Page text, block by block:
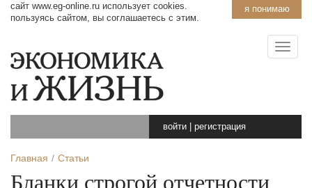
я понимаю
сайт www.eg-online.ru использует cookies.
пользуясь сайтом, вы соглашаетесь с этим.
войти регистрация
Главная Статьи
Бланки строгой отчетности